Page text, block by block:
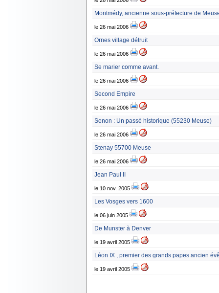
Montmédy, ancienne sous-préfecture de
le 26 mai 2006
Ornes village détruit
le 26 mai 2006
Se marier comme avant.
le 26 mai 2006
Second Empire
le 26 mai 2006
Senon : Un passé historique (55230 Meuse)
le 26 mai 2006
Stenay 55700 Meuse
le 26 mai 2006
Jean Paul II
le 10 nov. 2005
Les Vosges vers 1600
le 06 juin 2005
De Munster à Denver
le 19 avril 2005
Léon IX , premier des grands papes ancien
le 19 avril 2005